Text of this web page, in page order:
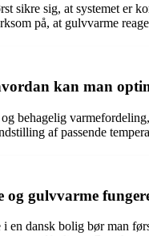
sikre sig, at systemet er
på, at gulvvarme
kan man
behagelig
af passende
gulvvarme
dansk bolig bør man